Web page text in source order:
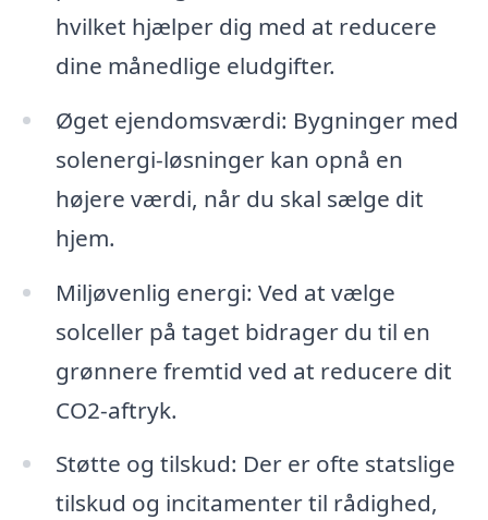
hvilket hjælper dig med at reducere
dine månedlige eludgifter.
Øget ejendomsværdi: Bygninger med
solenergi-løsninger kan opnå en
højere værdi, når du skal sælge dit
hjem.
Miljøvenlig energi: Ved at vælge
solceller på taget bidrager du til en
grønnere fremtid ved at reducere dit
CO2-aftryk.
Støtte og tilskud: Der er ofte statslige
tilskud og incitamenter til rådighed,